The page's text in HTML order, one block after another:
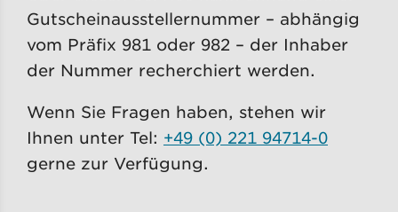
Gutscheinausstellernummer – abhängig
vom Präfix 981 oder 982 – der Inhaber
der Nummer recherchiert werden.
Wenn Sie Fragen haben, stehen wir
Ihnen unter Tel: +49 (0) 221 94714-0
gerne zur Verfügung.